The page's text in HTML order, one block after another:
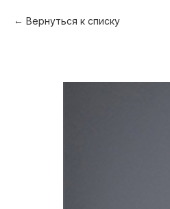
Вернуться к списку